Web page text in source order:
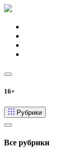
16+
Рубрики
Все рубрики